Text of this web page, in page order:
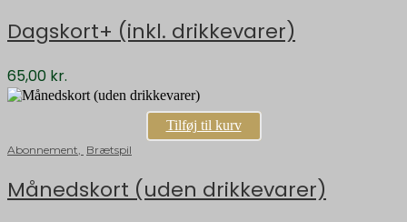
Dagskort+ (inkl. drikkevarer)
65,00 kr.
Tilføj til kurv
Abonnement Brætspil
Månedskort (uden drikkevarer)